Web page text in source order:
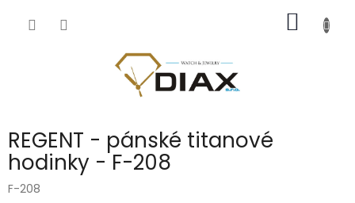
KOŠÍK
REGENT - pánské titanové
hodinky - F-208
F-208